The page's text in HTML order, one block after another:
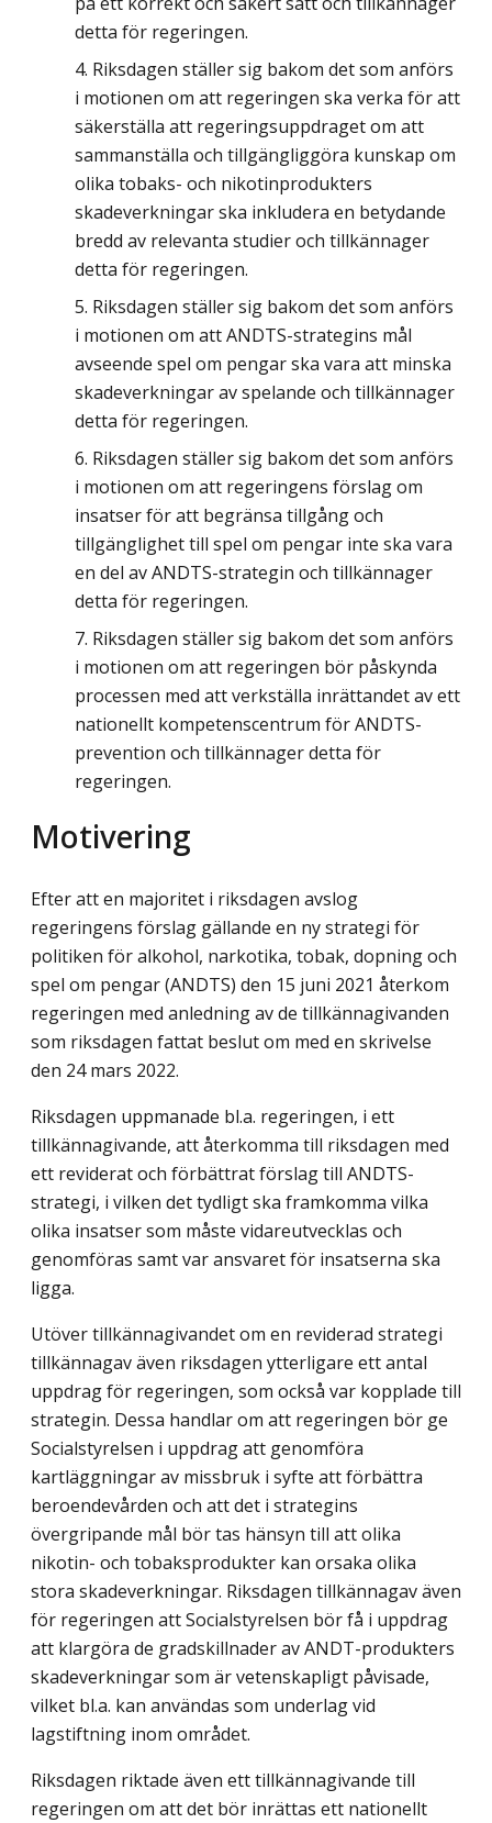
detta för regeringen.
Riksdagen ställer sig bakom det som anförs
i motionen om att regeringen ska verka för att
säkerställa att regeringsuppdraget om att
sammanställa och tillgängliggöra kunskap om
olika tobaks- och nikotinprodukters
skadeverkningar ska inkludera en betydande
bredd av relevanta studier och tillkännager
detta för regeringen.
Riksdagen ställer sig bakom det som anförs
i motionen om att ANDTS-strategins mål
avseende spel om pengar ska vara att minska
skadeverkningar av spelande och tillkännager
detta för regeringen.
Riksdagen ställer sig bakom det som anförs
i motionen om att regeringens förslag om
insatser för att begränsa tillgång och
tillgänglighet till spel om pengar inte ska vara
en del av ANDTS-strategin och tillkännager
detta för regeringen.
Riksdagen ställer sig bakom det som anförs
i motionen om att regeringen bör påskynda
processen med att verkställa inrättandet av ett
nationellt kompetenscentrum för ANDTS-
prevention och tillkännager detta för
regeringen.
Motivering
Efter att en majoritet i riksdagen avslog
regeringens förslag gällande en ny strategi för
politiken för alkohol, narkotika, tobak, dopning och
spel om pengar (ANDTS) den 15 juni 2021 återkom
regeringen med anledning av de tillkännagivanden
som riksdagen fattat beslut om med en skrivelse
den 24 mars 2022.
Riksdagen uppmanade bl.a. regeringen, i ett
tillkännagivande, att återkomma till riksdagen med
ett reviderat och förbättrat förslag till ANDTS-
strategi, i vilken det tydligt ska framkomma vilka
olika insatser som måste vidareutvecklas och
genomföras samt var ansvaret för insatserna ska
ligga.
Utöver tillkännagivandet om en reviderad strategi
tillkännagav även riksdagen ytterligare ett antal
uppdrag för regeringen, som också var kopplade till
strategin. Dessa handlar om att regeringen bör ge
Socialstyrelsen i uppdrag att genomföra
kartläggningar av missbruk i syfte att förbättra
beroendevården och att det i strategins
övergripande mål bör tas hänsyn till att olika
nikotin- och tobaksprodukter kan orsaka olika
stora skadeverkningar. Riksdagen tillkännagav även
för regeringen att Socialstyrelsen bör få i uppdrag
att klargöra de gradskillnader av ANDT-produkters
skadeverkningar som är vetenskapligt påvisade,
vilket bl.a. kan användas som underlag vid
lagstiftning inom området.
Riksdagen riktade även ett tillkännagivande till
regeringen om att det bör inrättas ett nationellt